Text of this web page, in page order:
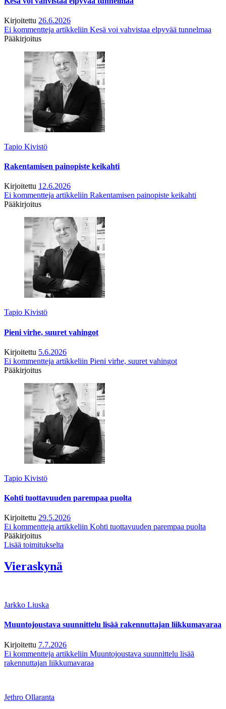
Kirjoitettu 26.6.2026
Ei kommentteja artikkeliin Kesä voi vahvistaa elpyvää tunnelmaa
Pääkirjoitus
Tapio Kivistö
Rakentamisen painopiste keikahti
Kirjoitettu 12.6.2026
Ei kommentteja artikkeliin Rakentamisen painopiste keikahti
Pääkirjoitus
Tapio Kivistö
Pieni virhe, suuret vahingot
Kirjoitettu 5.6.2026
Ei kommentteja artikkeliin Pieni virhe, suuret vahingot
Pääkirjoitus
Tapio Kivistö
Kohti tuottavuuden parempaa puolta
Kirjoitettu 29.5.2026
Ei kommentteja artikkeliin Kohti tuottavuuden parempaa puolta
Pääkirjoitus
Lisää toimitukselta
Vieraskynä
Jarkko Liuska
Muuntojoustava suunnittelu lisää rakennuttajan liikkumavaraa
Kirjoitettu 7.7.2026
Ei kommentteja artikkeliin Muuntojoustava suunnittelu lisää
rakennuttajan liikkumavaraa
Jethro Ollaranta